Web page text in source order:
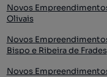
Novos
Olivais
Novos
Bispo e Ribeira de Frades
Novos